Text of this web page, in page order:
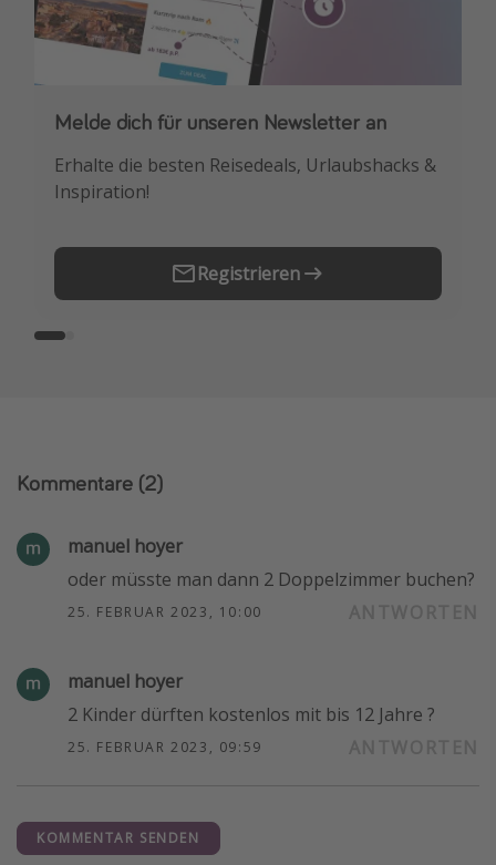
Melde dich für unseren Newsletter an
Erhalte die besten Reisedeals, Urlaubshacks &
Inspiration!
Registrieren
Downloade unsere App
Buche die besten Reiseschnäppchen als
Erstes.
Kommentare (2)
manuel hoyer
oder müsste man dann 2 Doppelzimmer buchen?
25. FEBRUAR 2023, 10:00
manuel hoyer
2 Kinder dürften kostenlos mit bis 12 Jahre ?
25. FEBRUAR 2023, 09:59
KOMMENTAR SENDEN